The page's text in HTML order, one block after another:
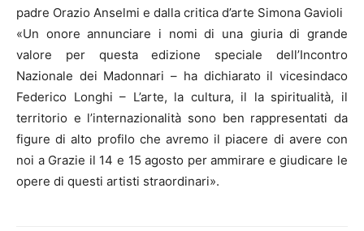
padre Orazio Anselmi e dalla critica d’arte Simona Gavioli
«Un onore annunciare i nomi di una giuria di grande
valore per questa edizione speciale dell’Incontro
Nazionale dei Madonnari – ha dichiarato il vicesindaco
Federico Longhi – L’arte, la cultura, il la spiritualità, il
territorio e l’internazionalità sono ben rappresentati da
figure di alto profilo che avremo il piacere di avere con
noi a Grazie il 14 e 15 agosto per ammirare e giudicare le
opere di questi artisti straordinari».